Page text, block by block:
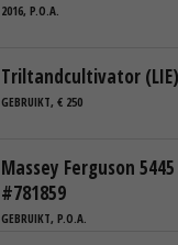
2016, P.O.A.
Triltandcultivator
GEBRUIKT, € 250
Massey Ferguson
#781859
GEBRUIKT, P.O.A.